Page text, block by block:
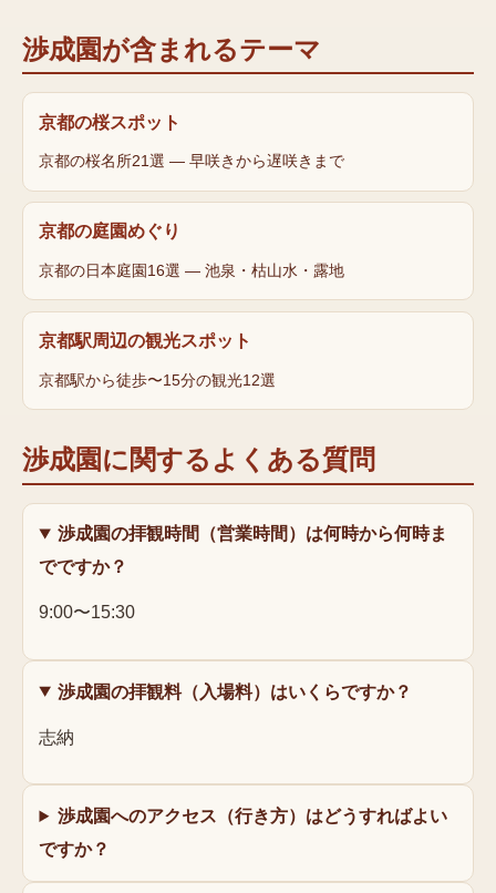
渉成園が含まれるテーマ
京都の桜スポット
京都の桜名所21選 — 早咲きから遅咲きまで
京都の庭園めぐり
京都の日本庭園16選 — 池泉・枯山水・露地
京都駅周辺の観光スポット
京都駅から徒歩〜15分の観光12選
渉成園に関するよくある質問
渉成園の拝観時間（営業時間）は何時から何時ま
でですか？
9:00〜15:30
渉成園の拝観料（入場料）はいくらですか？
志納
渉成園へのアクセス（行き方）はどうすればよい
ですか？